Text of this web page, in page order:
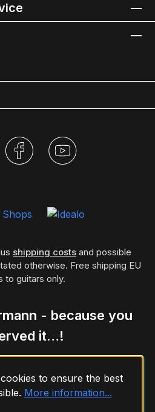
shipping costs and possible
otherwise. Free shipping EU
to guitars only.
- because you
it…!
to ensure the best
More information...